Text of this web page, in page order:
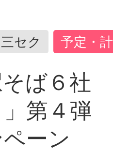
セク 予定・
そば６社
」第４弾
ーン